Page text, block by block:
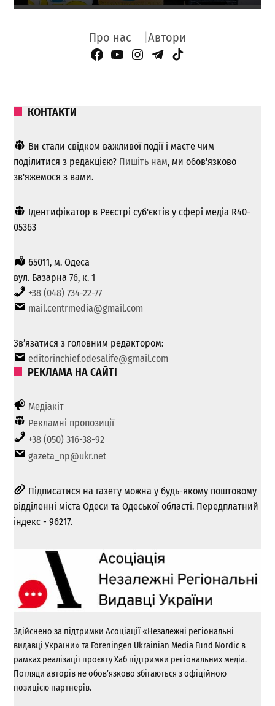
Про нас Автори
Facebook Page
YouTube
Instagram
Telegram
TikTok
КОНТАКТИ
Ви стали свідком важливої ​​події і маєте чим
поділитися з редакцією? Пишіть нам, ми обов'язково
зв'яжемося з вами.
Ідентифікатор в Реєстрі суб'єктів у сфері медіа R40-
05363
65011, м. Одеса
вул. Базарна 76, к. 1
+38 (048) 734-22-77
mail.centrmedia@gmail.com
Зв’язатися з головним редактором:
editorinchief.odesalife@gmail.com
РЕКЛАМА НА САЙТІ
Медіакіт
Рекламні пропозиції
+38 (050) 316-38-92
gazeta_np@ukr.net
Підписатися на газету можна у будь-якому поштовому
відділенні міста Одеси та Одеської області. Передплатний
індекс - 96217.
Здійснено за підтримки Асоціації «Незалежні регіональні
видавці України» та Foreningen Ukrainian Media Fund Nordic в
рамках реалізації проєкту Хаб підтримки регіональних медіа.
Погляди авторів не обов’язково збігаються з офіційною
позицією партнерів.